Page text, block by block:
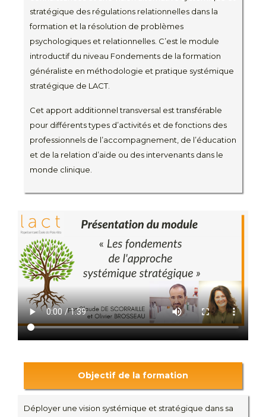
stratégique des régulations relationnelles dans la
formation et la résolution de problèmes
psychologiques et relationnelles. C’est le module
introductif du niveau Fondements de la formation
généraliste en méthodologie et pratique systémique
stratégique de LACT.
Cet apport additionnel transversal est transférable
pour différents types d’activités et de fonctions des
professionnels de l’accompagnement, de l’éducation
et de la relation d’aide ou des intervenants dans le
monde clinique.
Objectif de la formation
Déployer une vision systémique et stratégique dans sa